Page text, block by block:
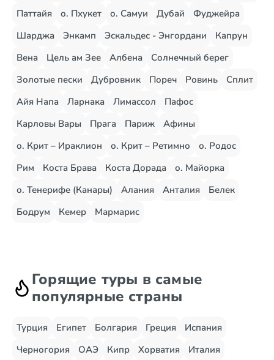
Паттайя
о. Пхукет о. Самуи Дубай
Фуджейра
Шарджа
Энкамп Эскальдес - Энгордани
Капрун
Вена
Цель ам Зее Албена
Солнечный берег
Золотые пески
Дубровник Пореч Ровинь
Сплит
Айя Напа
Ларнака Лимассол
Пафос
Карловы Вары
Прага Париж
Афины
о. Крит – Ираклион
о. Крит – Ретимно
о. Родос
Рим
Коста Брава Коста Дорада
о. Майорка
о. Тенерифе (Канары)
Алания Анталия
Белек
Бодрум
Кемер Мармарис
Горящие туры в самые
популярные страны
Турция Египет Болгария Греция
Испания
Черногория
ОАЭ Кипр Хорватия
Италия